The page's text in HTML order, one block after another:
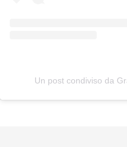
Un post condiviso da